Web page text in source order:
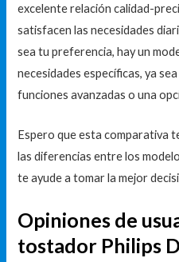
excelente relación calidad-
satisfacen las necesidades
sea tu preferencia, hay un
necesidades específicas, ya
funciones avanzadas o una
Espero que esta comparativa
las diferencias entre los
te ayude a tomar la mejor
Opiniones de
tostador Philips